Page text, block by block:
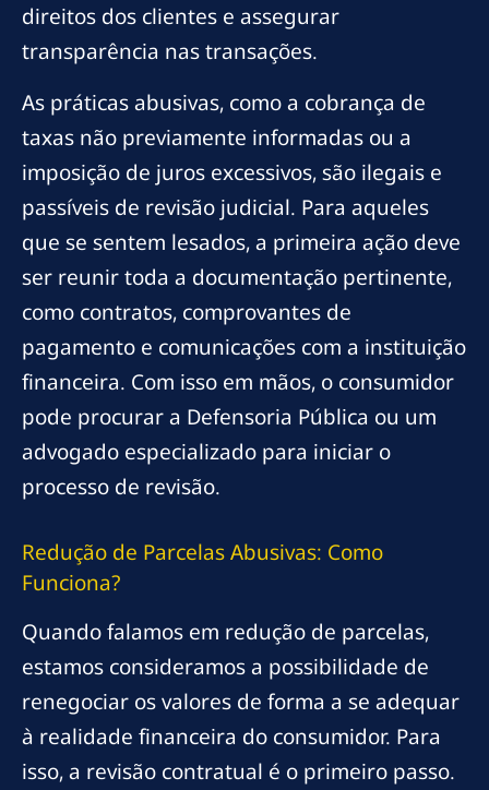
direitos dos clientes e assegurar
transparência nas transações.
As práticas abusivas, como a cobrança de
taxas não previamente informadas ou a
imposição de juros excessivos, são ilegais e
passíveis de revisão judicial. Para aqueles
que se sentem lesados, a primeira ação deve
ser reunir toda a documentação pertinente,
como contratos, comprovantes de
pagamento e comunicações com a instituição
financeira. Com isso em mãos, o consumidor
pode procurar a Defensoria Pública ou um
advogado especializado para iniciar o
processo de revisão.
Redução de Parcelas Abusivas: Como
Funciona?
Quando falamos em redução de parcelas,
estamos consideramos a possibilidade de
renegociar os valores de forma a se adequar
à realidade financeira do consumidor. Para
isso, a revisão contratual é o primeiro passo.